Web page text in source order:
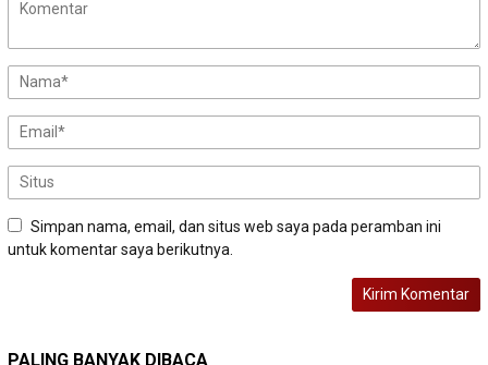
Simpan nama, email, dan situs web saya pada peramban ini
untuk komentar saya berikutnya.
PALING BANYAK DIBACA